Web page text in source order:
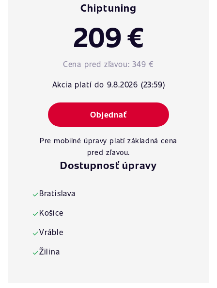
Chiptuning
209 €
Cena pred zľavou:349 €
Akcia platí do 9.8.2026 (23:59)
Objednať
Pre mobilné úpravy platí základná cena
pred zľavou.
Dostupnosť úpravy
✓Bratislava
✓Košice
✓Vráble
✓Žilina